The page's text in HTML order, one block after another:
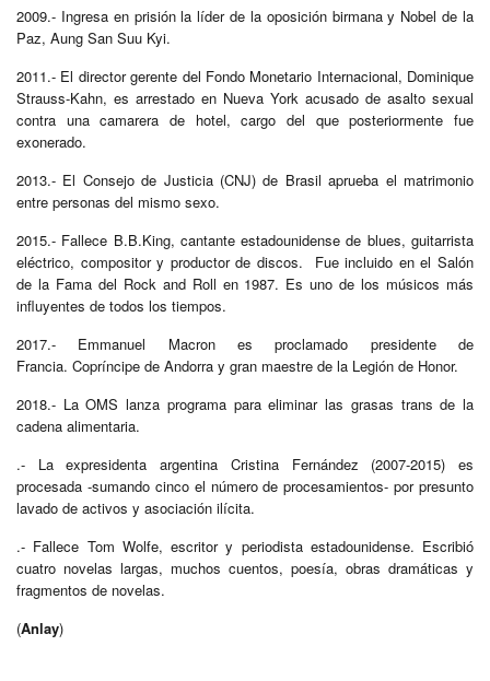
2009.- Ingresa en prisión la líder de la oposición birmana y Nobel de la
Paz, Aung San Suu Kyi.
2011.- El director gerente del Fondo Monetario Internacional, Dominique
Strauss-Kahn, es arrestado en Nueva York acusado de asalto sexual
contra una camarera de hotel, cargo del que posteriormente fue
exonerado.
2013.- El Consejo de Justicia (CNJ) de Brasil aprueba el matrimonio
entre personas del mismo sexo.
2015.- Fallece B.B.King, cantante estadounidense de blues, guitarrista
eléctrico, compositor y productor de discos. Fue incluido en el Salón
de la Fama del Rock and Roll en 1987. Es uno de los músicos más
influyentes de todos los tiempos.
2017.- Emmanuel Macron es proclamado presidente de
Francia. Copríncipe de Andorra y gran maestre de la Legión de Honor.
2018.- La OMS lanza programa para eliminar las grasas trans de la
cadena alimentaria.
.- La expresidenta argentina Cristina Fernández (2007-2015) es
procesada -sumando cinco el número de procesamientos- por presunto
lavado de activos y asociación ilícita.
.- Fallece Tom Wolfe, escritor y periodista estadounidense. Escribió
cuatro novelas largas, muchos cuentos, poesía, obras dramáticas y
fragmentos de novelas.
(Anlay)